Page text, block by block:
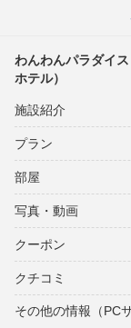
わんわんパラダイ
ホテル）
施設紹介
プラン
部屋
写真・動画
クーポン
クチコミ
その他の情報（PC